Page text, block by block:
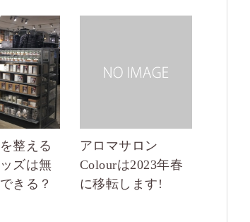
整える
ズは無
きる？
アロマサロン
Colourは2023年春
に移転します!